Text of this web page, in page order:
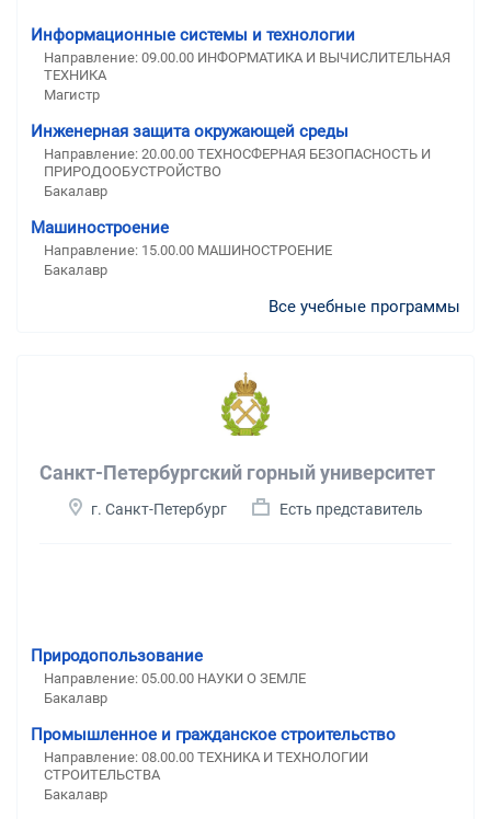
Информационные системы и технологии
Направление: 09.00.00 ИНФОРМАТИКА И ВЫЧИСЛИТЕЛЬНАЯ
ТЕХНИКА
Магистр
Инженерная защита окружающей среды
Направление: 20.00.00 ТЕХНОСФЕРНАЯ БЕЗОПАСНОСТЬ И
ПРИРОДООБУСТРОЙСТВО
Бакалавр
Машиностроение
Направление: 15.00.00 МАШИНОСТРОЕНИЕ
Бакалавр
Все учебные программы
Санкт-Петербургский горный университет
г. Санкт-Петербург Есть представитель
Природопользование
Направление: 05.00.00 НАУКИ О ЗЕМЛЕ
Бакалавр
Промышленное и гражданское строительство
Направление: 08.00.00 ТЕХНИКА И ТЕХНОЛОГИИ
СТРОИТЕЛЬСТВА
Бакалавр